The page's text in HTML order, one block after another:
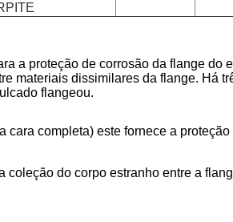
a proteção de corrosão da flange do
materiais dissimilares da flange. Há
flangeou.
cara completa) este fornece a
coleção do corpo estranho entre a